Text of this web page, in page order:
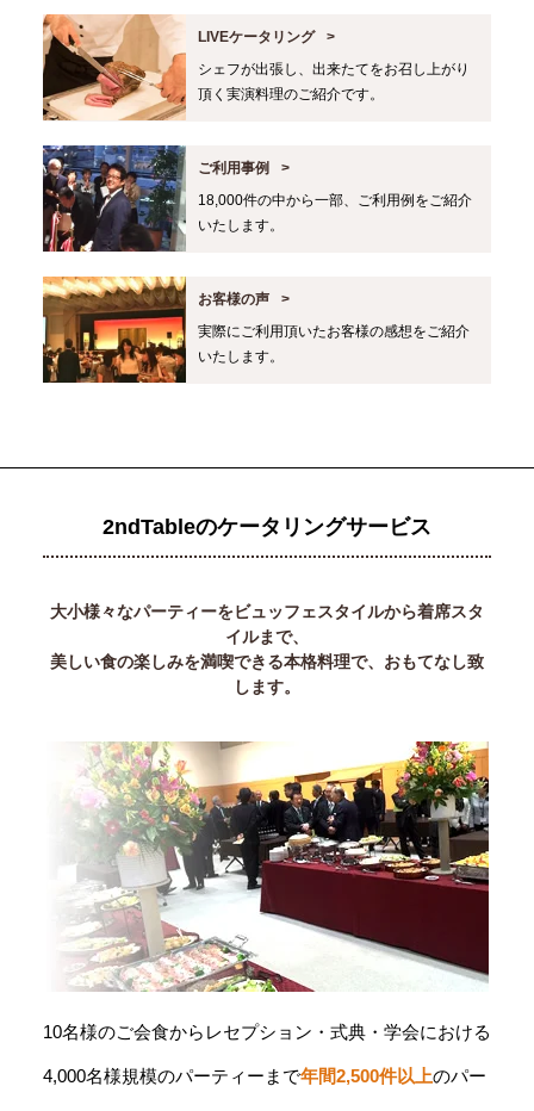
LIVEケータリング
シェフが出張し、出来たてをお召し上がり
頂く実演料理のご紹介です。
ご利用事例
18,000件の中から一部、ご利用例をご紹介
いたします。
お客様の声
実際にご利用頂いたお客様の感想をご紹介
いたします。
2ndTableのケータリングサービス
大小様々なパーティーをビュッフェスタイルから着席スタ
イルまで、
美しい食の楽しみを満喫できる本格料理で、おもてなし致
します。
10名様のご会食からレセプション・式典・学会における
4,000名様規模のパーティーまで年間2,500件以上のパー